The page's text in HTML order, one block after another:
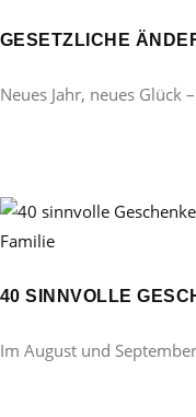
GESETZLICHE
Neues Jahr, neues Glück
Familie
40 SINNVOLLE
Im August und